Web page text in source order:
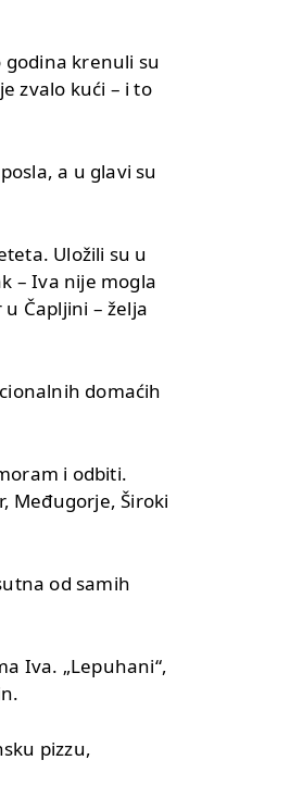
krenuli su
zvalo kući – i to
a u glavi su
Uložili su u
– Iva nije mogla
Čapljini – želja
domaćih
i odbiti.
Međugorje, Široki
od samih
Iva. „Lepuhani“,
pizzu,